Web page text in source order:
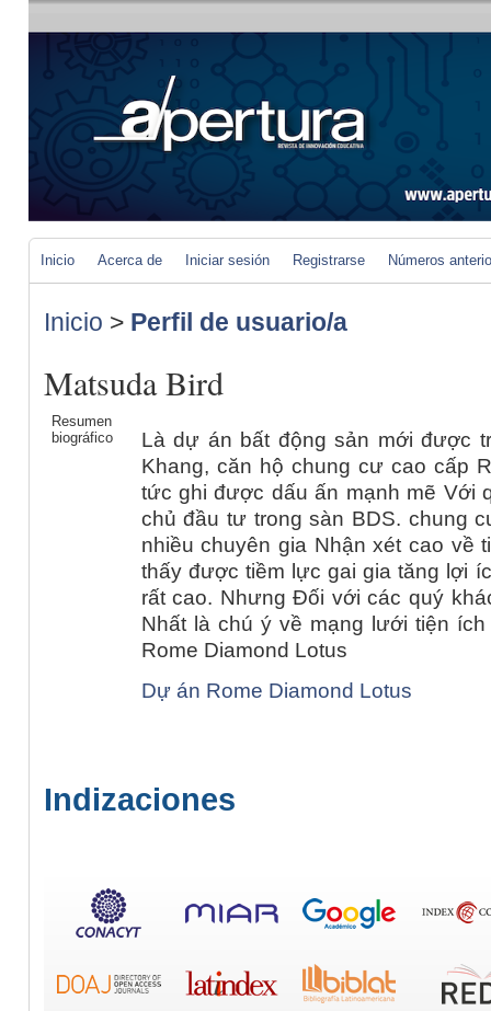
Inicio Acerca de Iniciar sesión Registrarse Números
Inicio > Perfil de usuario/a
Matsuda Bird
Resumen
biográfico
Là dự án bất động sản mới được
Khang, căn hộ chung cư cao cấp
tức ghi được dấu ấn mạnh mẽ Với
chủ đầu tư trong sàn BDS. chung
nhiều chuyên gia Nhận xét cao về
thấy được tiềm lực gai gia tăng lợi
rất cao. Nhưng Đối với các quý
Nhất là chú ý về mạng lưới tiện
Rome Diamond Lotus
Dự án Rome Diamond Lotus
Indizaciones